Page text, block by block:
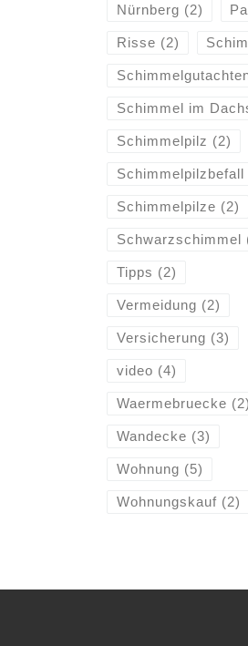
Nürnberg (2)
Risse (2)
Schimmel im
Schimmelpilz (2)
Schimmelpilzbefall
Schimmelpilze (2)
Schwarzschimmel
Tipps (2)
Vermeidung (2)
Versicherung (3)
video (4)
Waermebruecke (2)
Wandecke (3)
Wohnung (5)
Wohnungskauf(2)